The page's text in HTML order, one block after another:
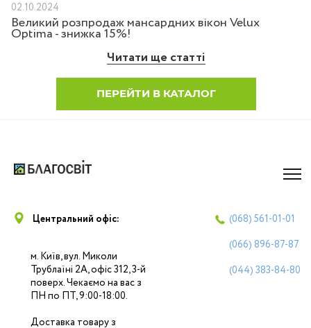
02.10.2024
Великий розпродаж мансардних вікон Velux
Optima - знижка 15%!
Читати ще статті
ПЕРЕЙТИ В КАТАЛОГ
Центральний офіс:
м. Київ, вул. Миколи
Трублаїні 2А, офіс 312, 3-й
поверх. Чекаємо на вас з
ПН по ПТ, 9:00-18:00.
Доставка товару з
(068) 561-01-01
(066) 896-87-87
(044) 383-84-80